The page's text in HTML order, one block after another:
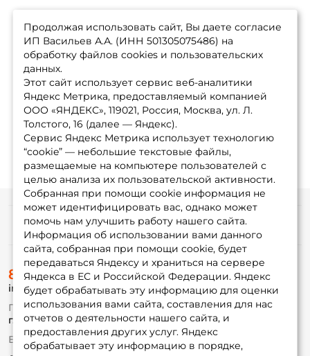
Продолжая использовать сайт, Вы даете согласие
ИП Васильев А.А. (ИНН 501305075486) на
обработку файлов cookies и пользовательских
данных.
Этот сайт использует сервис веб-аналитики
Яндекс Метрика, предоставляемый компанией
ООО «ЯНДЕКС», 119021, Россия, Москва, ул. Л.
Толстого, 16 (далее — Яндекс).
Сервис Яндекс Метрика использует технологию
“cookie” — небольшие текстовые файлы,
размещаемые на компьютере пользователей с
целью анализа их пользовательской активности.
Собранная при помощи cookie информация не
может идентифицировать вас, однако может
помочь нам улучшить работу нашего сайта.
Информация об использовании вами данного
сайта, собранная при помощи cookie, будет
передаваться Яндексу и храниться на сервере
Яндекса в ЕС и Российской Федерации. Яндекс
будет обрабатывать эту информацию для оценки
использования вами сайта, составления для нас
отчетов о деятельности нашего сайта, и
предоставления других услуг. Яндекс
обрабатывает эту информацию в порядке,
Информация
О магазине
Доставка
Оплата
Fox-bonus
Гуру
Партнерская программа
8 (495) 532-77-88
info@foxfishing.ru
По вопросам с заказом
г. Москва, ул. Плеханова д.7
Ежедневно 10:00 до 20:00